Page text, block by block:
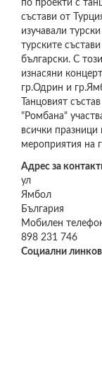
по проекти с
състави от
изучавали
турските
български. С
изнасяни
гр.Одрин и
Танцовият състав
"Ромбана"
всички празници
мероприятия на
Адрес за
ул
Ямбол
България
Мобилен
898 231 746
Социални